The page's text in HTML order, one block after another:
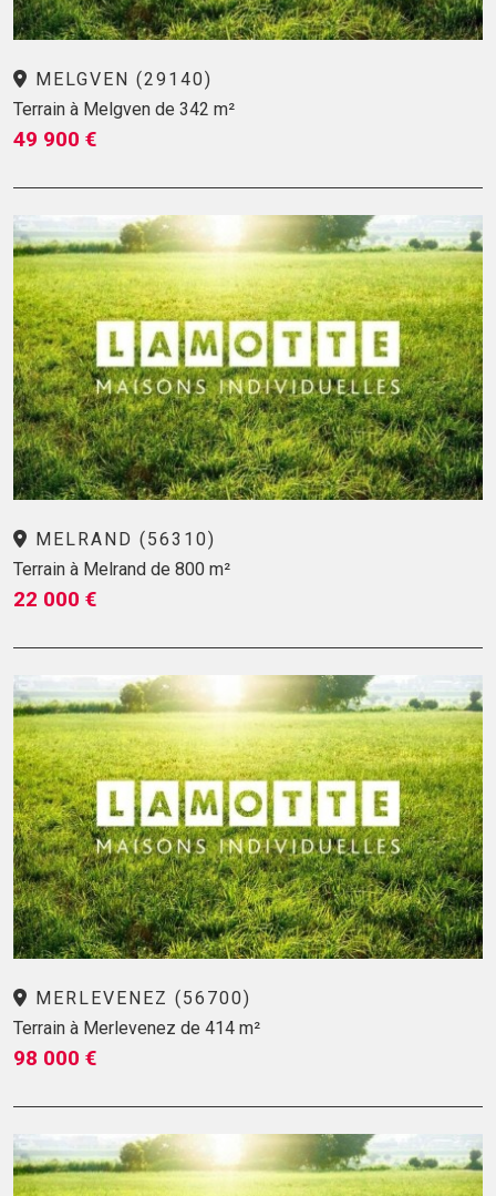
MELGVEN (29140)
Terrain à Melgven de 342 m²
49 900 €
MELRAND (56310)
Terrain à Melrand de 800 m²
22 000 €
MERLEVENEZ (56700)
Terrain à Merlevenez de 414 m²
98 000 €